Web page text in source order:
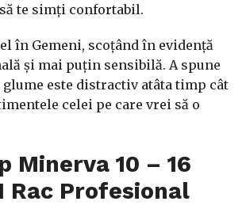
să te simți confortabil.
în Gemeni, scoțând în evidență
și mai puțin sensibilă. A spune
glume este distractiv atâta timp cât
celei pe care vrei să o
Minerva 10 – 16
Rac Profesional